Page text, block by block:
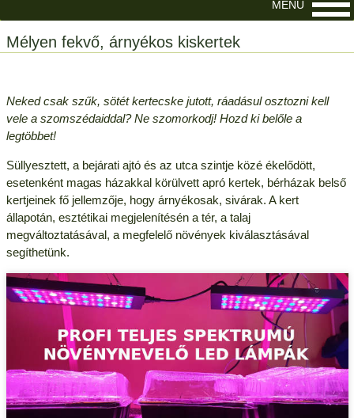
Mélyen fekvő, árnyékos kiskertek
Neked csak szűk, sötét kertecske jutott, ráadásul osztozni kell
vele a szomszédaiddal? Ne szomorkodj! Hozd ki belőle a
legtöbbet!
Süllyesztett, a bejárati ajtó és az utca szintje közé ékelődött,
esetenként magas házakkal körülvett apró kertek, bérházak belső
kertjeinek fő jellemzője, hogy árnyékosak, sivárak. A kert
állapotán, esztétikai megjelenítésén a tér, a talaj
megváltoztatásával, a megfelelő növények kiválasztásával
segíthetünk.